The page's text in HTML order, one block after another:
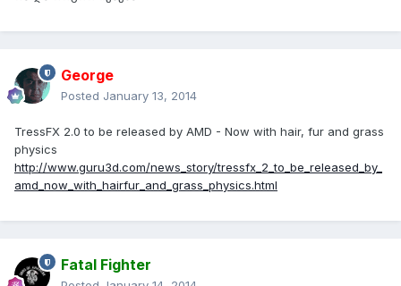
George
Posted January 13, 2014
TressFX 2.0 to be released by AMD - Now with hair, fur and grass
physics
http://www.guru3d.com/news_story/tressfx_2_to_be_released_by_
amd_now_with_hairfur_and_grass_physics.html
Fatal Fighter